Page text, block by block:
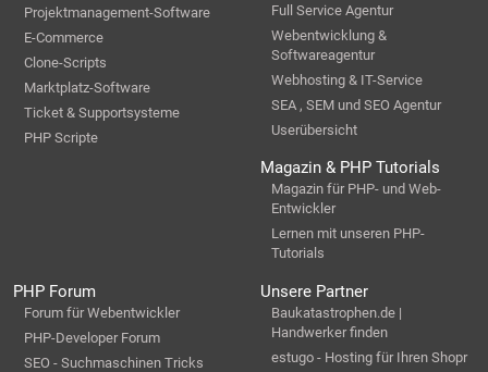
Projektmanagement-Software
E-Commerce
Clone-Scripts
Marktplatz-Software
Ticket & Supportsysteme
PHP Scripte
Full Service Agentur
Webentwicklung &
Softwareagentur
Webhosting & IT-Service
SEA , SEM und SEO Agentur
Userübersicht
Magazin & PHP Tutorials
Magazin für PHP- und Web-
Entwickler
Lernen mit unseren PHP-
Tutorials
PHP Forum
Forum für Webentwickler
PHP-Developer Forum
SEO - Suchmaschinen Tricks
Unsere Partner
Baukatastrophen.de |
Handwerker finden
estugo - Hosting für Ihren Shopr